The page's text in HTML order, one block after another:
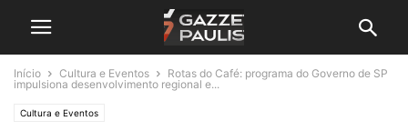
Início Cultura e Eventos
Rotas do Café: programa do Governo de SP
impulsiona desenvolvimento regional e...
Cultura e Eventos